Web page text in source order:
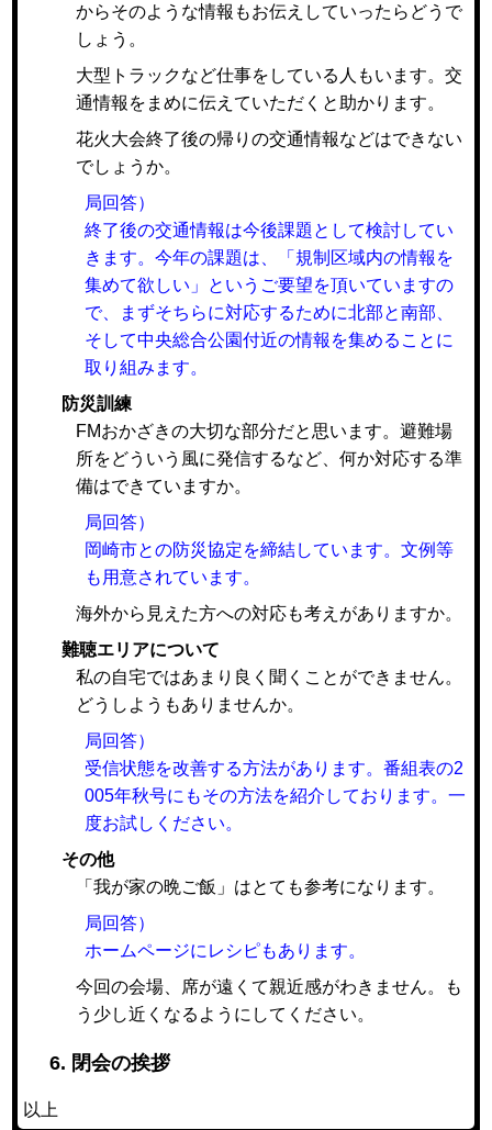
からそのような情報もお伝えしていったらどうで
しょう。
大型トラックなど仕事をしている人もいます。交
通情報をまめに伝えていただくと助かります。
花火大会終了後の帰りの交通情報などはできない
でしょうか。
局回答）
終了後の交通情報は今後課題として検討してい
きます。今年の課題は、「規制区域内の情報を
集めて欲しい」というご要望を頂いていますの
で、まずそちらに対応するために北部と南部、
そして中央総合公園付近の情報を集めることに
取り組みます。
防災訓練
FMおかざきの大切な部分だと思います。避難場
所をどういう風に発信するなど、何か対応する準
備はできていますか。
局回答）
岡崎市との防災協定を締結しています。文例等
も用意されています。
海外から見えた方への対応も考えがありますか。
難聴エリアについて
私の自宅ではあまり良く聞くことができません。
どうしようもありませんか。
局回答）
受信状態を改善する方法があります。番組表の2
005年秋号にもその方法を紹介しております。一
度お試しください。
その他
「我が家の晩ご飯」はとても参考になります。
局回答）
ホームページにレシピもあります。
今回の会場、席が遠くて親近感がわきません。も
う少し近くなるようにしてください。
6. 閉会の挨拶
以上